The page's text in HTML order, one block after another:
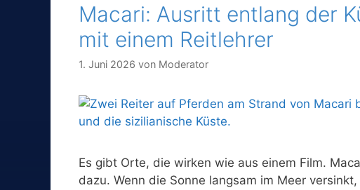
Macari: Ausritt entlang der
mit einem Reitlehrer
1. Juni 2026 von Moderator
Es gibt Orte, die wirken wie aus einem Film.
dazu. Wenn die Sonne langsam im Meer